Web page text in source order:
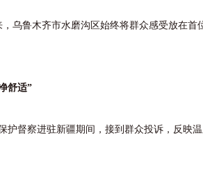
鲁木齐市水磨沟区始终将群众感受放在首
舒适”
督察进驻新疆期间，接到群众投诉，反映